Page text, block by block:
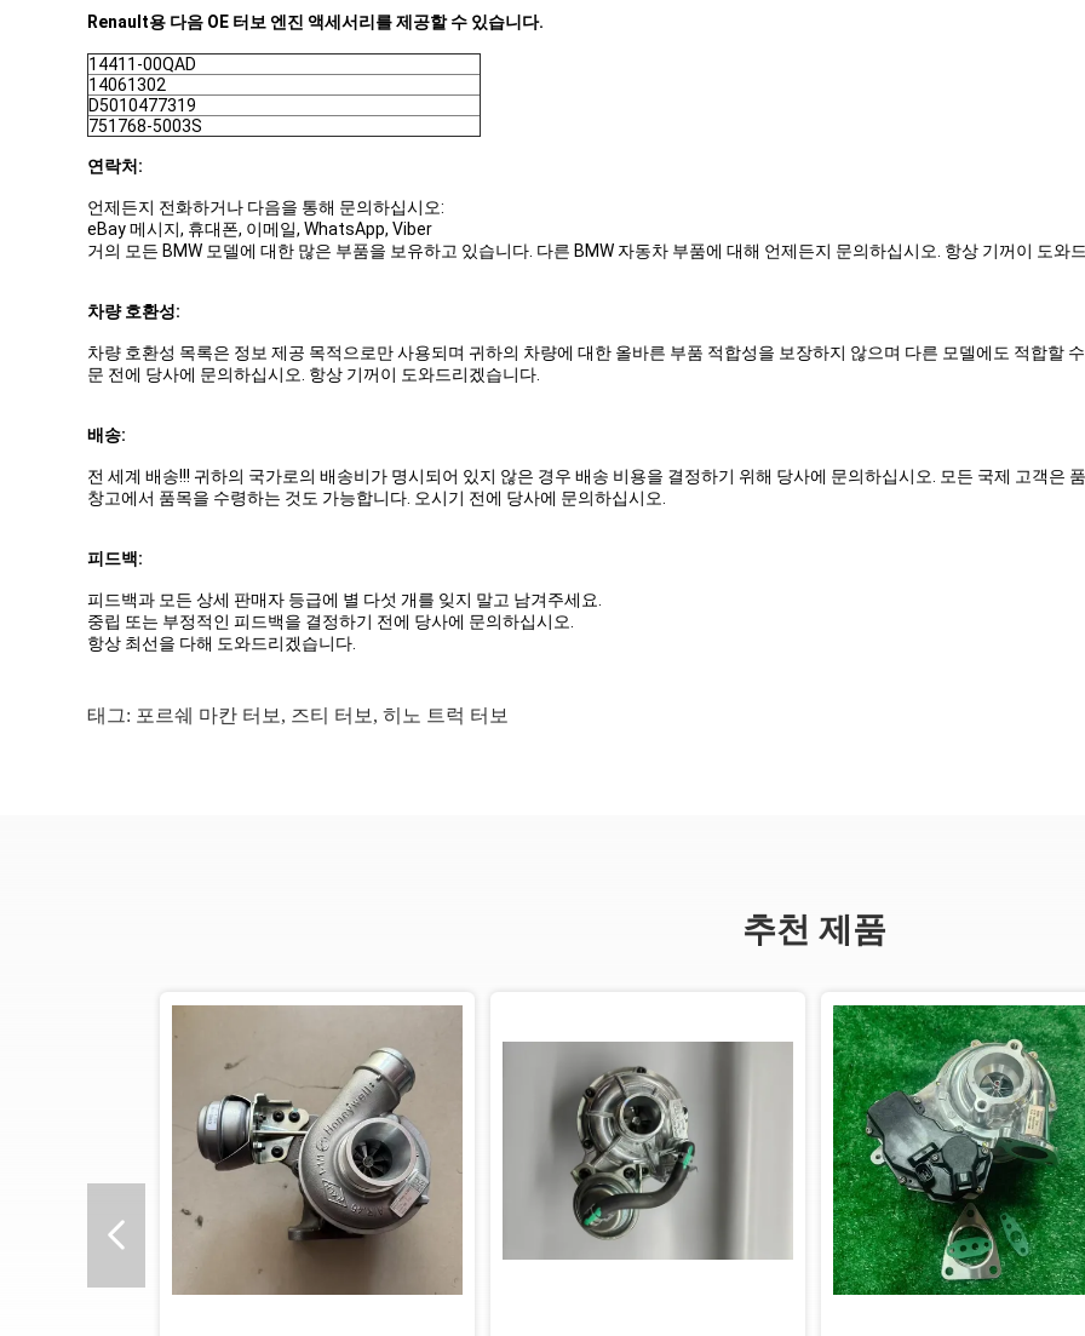
Renault용 다음 OE 터보 엔진 액세서리를 제공할 수 있습니다.
14411-00QAD
14061302
D5010477319
751768-5003S
연락처:
언제든지 전화하거나 다음을 통해 문의하십시오:
eBay 메시지, 휴대폰, 이메일, WhatsApp, Viber
거의 모든 BMW 모델에 대한 많은 부품을 보유하고 있습니다. 다른 BMW 자동차 부품에 대해 언제든지 문의하십시오. 항상 기꺼이 도와
차량 호환성:
차량 호환성 목록은 정보 제공 목적으로만 사용되며 귀하의 차량에 대한 올바른 부품 적합성을 보장하지 않으며 다른 모델에도 적합할
문 전에 당사에 문의하십시오. 항상 기꺼이 도와드리겠습니다.
배송:
전 세계 배송!!! 귀하의 국가로의 배송비가 명시되어 있지 않은 경우 배송 비용을 결정하기 위해 당사에 문의하십시오. 모든 국제 고객은
창고에서 품목을 수령하는 것도 가능합니다. 오시기 전에 당사에 문의하십시오.
피드백:
피드백과 모든 상세 판매자 등급에 별 다섯 개를 잊지 말고 남겨주세요.
중립 또는 부정적인 피드백을 결정하기 전에 당사에 문의하십시오.
항상 최선을 다해 도와드리겠습니다.
태그: 포르쉐 마칸 터보 , 즈티 터보 , 히노 트럭 터보
추천 제품